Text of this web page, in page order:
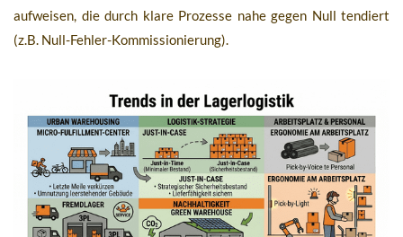
aufweisen, die durch klare Prozesse nahe gegen Null tendiert
(z.B. Null-Fehler-Kommissionierung).